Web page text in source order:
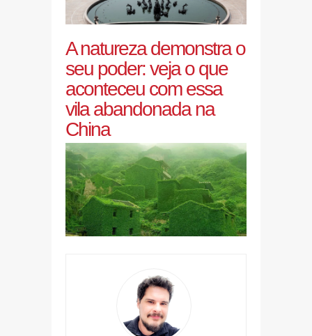
A natureza demonstra o
seu poder: veja o que
aconteceu com essa
vila abandonada na
China